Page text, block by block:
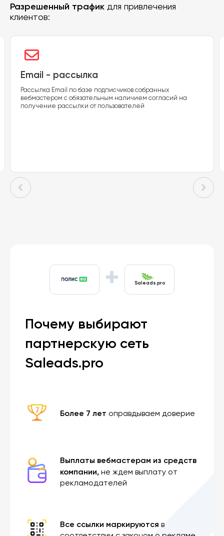
Разрешенный трафик для привлечения
клиентов:
Email - рассылка
Рассылка Email по базе подписчиков собранных
вебмастером с обязательным наличием согласий на
получение рассылки от пользователей
+ Saleads.pro
Почему выбирают
партнерскую сеть
Saleads.pro
Более 7 лет оправдываем доверие
Выплаты вебмастерам из средств
компании, не ждем выплату от
рекламодателей
Все ссылки маркируются в